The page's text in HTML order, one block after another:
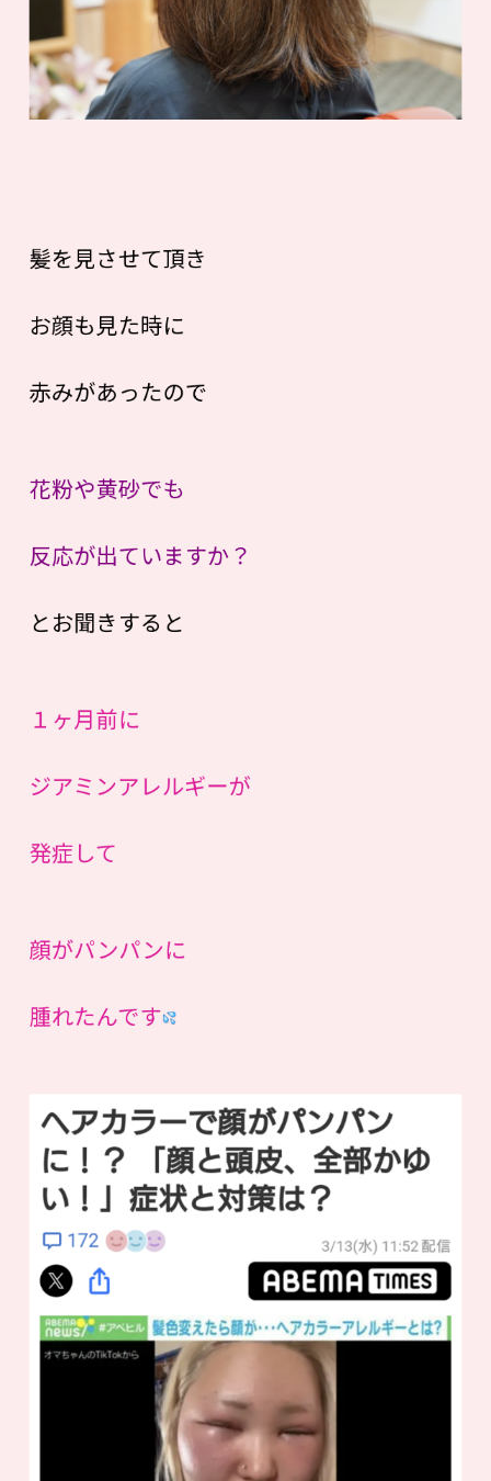
髪を見させて頂き
お顔も見た時に
赤みがあったので
花粉や黄砂でも
反応が出ていますか？
とお聞きすると
１ヶ月前に
ジアミンアレルギーが
発症して
顔がパンパンに
腫れたんです